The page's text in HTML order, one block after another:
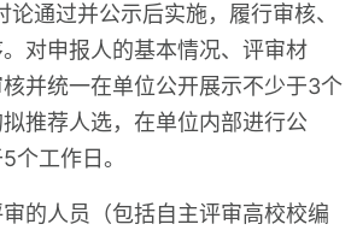
论通过并公示后实施，履行审核、
对申报人的基本情况、评审材
并统一在单位公开展示不少于3个
推荐人选，在单位内部进行公
个工作日。
审的人员（包括自主评审高校校编